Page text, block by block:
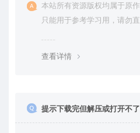
本站所有资源版权均属于原
只能用于参考学习用，请勿
查看详情
提示下载完但解压或打开不了